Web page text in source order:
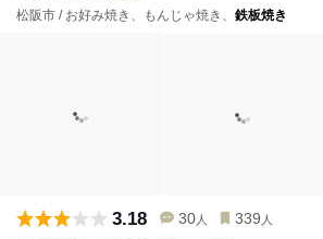
松阪市 / お好み焼き、もんじゃ焼き、 鉄板焼き
3.18 30 人 339 人